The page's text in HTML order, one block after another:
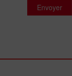
Envoyer